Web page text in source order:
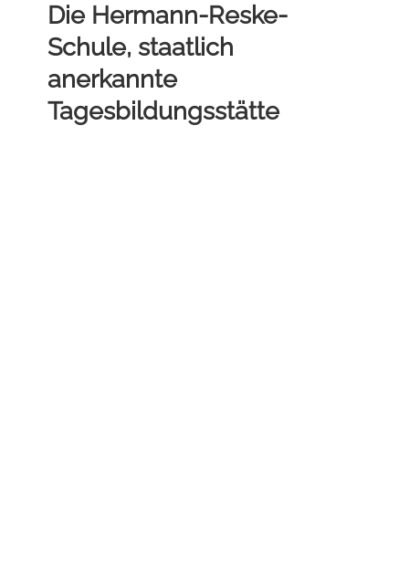
Die Hermann-Reske-
Schule, staatlich
anerkannte
Tagesbildungsstätte